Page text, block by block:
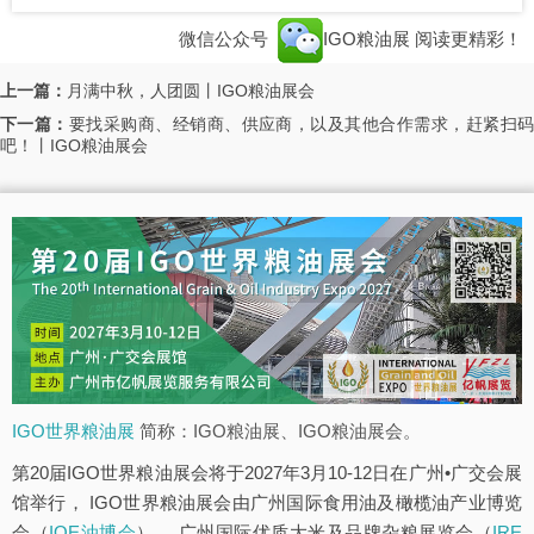
微信公众号 IGO粮油展 阅读更精彩！
上一篇： 月满中秋，人团圆丨IGO粮油展会
下一篇： 要找采购商、经销商、供应商，以及其他合作需求，赶紧扫码
吧！丨IGO粮油展会
IGO世界粮油展 简称：IGO粮油展、IGO粮油展会。
第20届IGO世界粮油展会将于2027年3月10-12日在广州•广交会展
馆举行， IGO世界粮油展会由广州国际食用油及橄榄油产业博览